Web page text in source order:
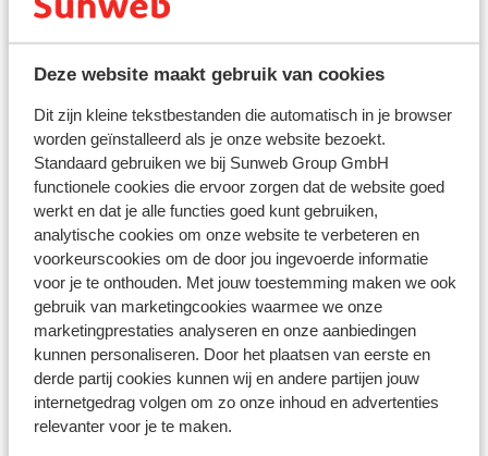
Deze website maakt gebruik van cookies
Dit zijn kleine tekstbestanden die automatisch in je browser
worden geïnstalleerd als je onze website bezoekt.
Standaard gebruiken we bij Sunweb Group GmbH
functionele cookies die ervoor zorgen dat de website goed
werkt en dat je alle functies goed kunt gebruiken,
analytische cookies om onze website te verbeteren en
voorkeurscookies om de door jou ingevoerde informatie
voor je te onthouden. Met jouw toestemming maken we ook
gebruik van marketingcookies waarmee we onze
marketingprestaties analyseren en onze aanbiedingen
kunnen personaliseren. Door het plaatsen van eerste en
derde partij cookies kunnen wij en andere partijen jouw
internetgedrag volgen om zo onze inhoud en advertenties
relevanter voor je te maken.
stopcontact is soms wel anders van vorm. In dat geval
kun je een tussenstekker in de supermarkt kopen.
Je dient in het bezit te zijn van een geldig paspoort of
een geldig identiteitsbewijs.
Heb je niet de Nederlandse nationaliteit, dan is het
belangrijk om na te vragen of er andere regels van
toepassing zijn. Dit vraag je na bij de ambassade van
het land waar je heen wilt en de landen waar je doorheen
reist.
Let op!
VoorSpanjegeldt:
In iedere reservering dient er minimaal 1 persoon 18 jaar
of ouder te zijn.